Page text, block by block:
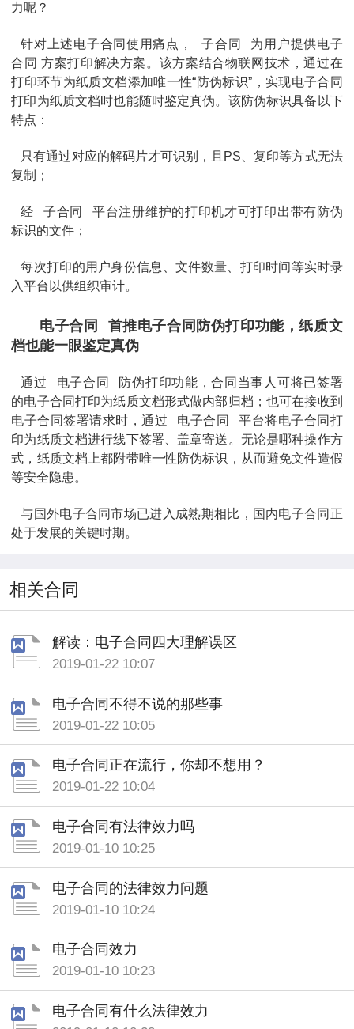
力呢？
针对上述电子合同使用痛点， 子合同
为用户提供电子
合同 方案打印解决方案。该方案结合物联网技术，通过在
打印环节为纸质文档添加唯一性“防伪标识”，实现电子合同
打印为纸质文档时也能随时鉴定真伪。该防伪标识具备以下
特点：
只有通过对应的解码片才可识别，且PS、复印等方式无法
复制；
经 子合同
平台注册维护的打印机才可打印出带有防伪
标识的文件；
每次打印的用户身份信息、文件数量、打印时间等实时录
入平台以供组织审计。
电子合同
首推电子合同防伪打印功能，纸质文
档也能一眼鉴定真伪
通过 电子合同
防伪打印功能，合同当事人可将已签署
的电子合同打印为纸质文档形式做内部归档；也可在接收到
电子合同签署请求时，通过
电子合同
平台将电子合同打
印为纸质文档进行线下签署、盖章寄送。无论是哪种操作方
式，纸质文档上都附带唯一性防伪标识，从而避免文件造假
等安全隐患。
与国外电子合同市场已进入成熟期相比，国内电子合同正
处于发展的关键时期。
相关合同
解读：电子合同四大理解误区
2019-01-22 10:07
电子合同不得不说的那些事
2019-01-22 10:05
电子合同正在流行，你却不想用？
2019-01-22 10:04
电子合同有法律效力吗
2019-01-10 10:25
电子合同的法律效力问题
2019-01-10 10:24
电子合同效力
2019-01-10 10:23
电子合同有什么法律效力